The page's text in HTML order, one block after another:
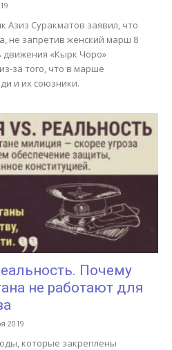
Азиз Суракматов заявил, что
не запретив женский марш 8
движения «Кырк Чоро»
за того, что в марше
и их союзники.
Почему
не работают для
2019
которые закреплены